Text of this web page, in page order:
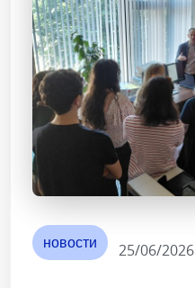
новости 25/06/2026